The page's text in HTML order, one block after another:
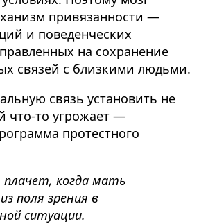
привязанности —
и поведенческих
на сохранение
связей с близкими людьми.
связь установить не
что-то угрожает —
протестного
плачет, когда мать
поля зрения в
ситуации.